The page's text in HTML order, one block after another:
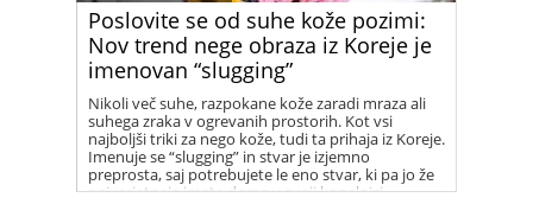
Poslovite se od suhe kože pozimi:
Nov trend nege obraza iz Koreje je
imenovan “slugging”
Nikoli več suhe, razpokane kože zaradi mraza ali
suhega zraka v ogrevanih prostorih. Kot vsi
najboljši triki za nego kože, tudi ta prihaja iz Koreje.
Imenuje se “slugging” in stvar je izjemno
preprosta, saj potrebujete le eno stvar, ki pa jo že
najverjetneje imate doma v svoji kopalnici.